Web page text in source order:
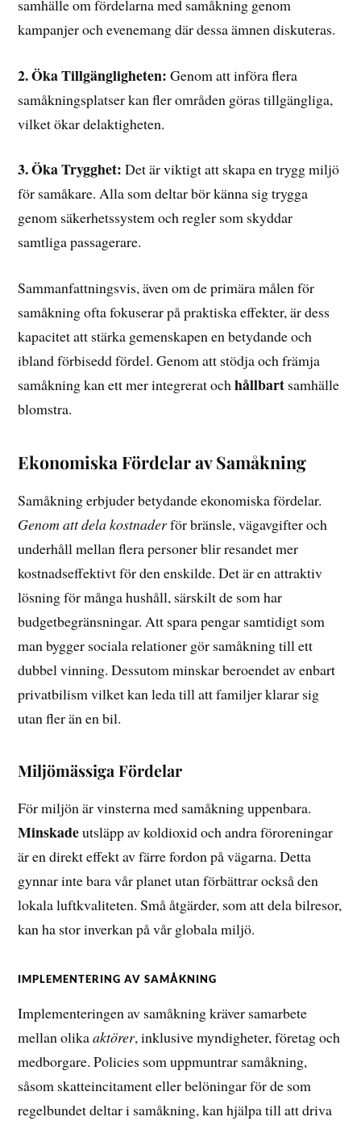
samhälle om fördelarna med samåkning genom
kampanjer och evenemang där dessa ämnen diskuteras.
2. Öka Tillgängligheten: Genom att införa flera
samåkningsplatser kan fler områden göras tillgängliga,
vilket ökar delaktigheten.
3. Öka Trygghet: Det är viktigt att skapa en trygg miljö
för samåkare. Alla som deltar bör känna sig trygga
genom säkerhetssystem och regler som skyddar
samtliga passagerare.
Sammanfattningsvis, även om de primära målen för
samåkning ofta fokuserar på praktiska effekter, är dess
kapacitet att stärka gemenskapen en betydande och
ibland förbisedd fördel. Genom att stödja och främja
samåkning kan ett mer integrerat ochhållbart samhälle
blomstra.
Ekonomiska Fördelar av Samåkning
Samåkning erbjuder betydande ekonomiska fördelar.
Genom att dela kostnaderför bränsle, vägavgifter och
underhåll mellan flera personer blir resandet mer
kostnadseffektivt för den enskilde. Det är en attraktiv
lösning för många hushåll, särskilt de som har
budgetbegränsningar. Att spara pengar samtidigt som
man bygger sociala relationer gör samåkning till ett
dubbel vinning. Dessutom minskar beroendet av enbart
privatbilism vilket kan leda till att familjer klarar sig
utan fler än en bil.
Miljömässiga Fördelar
För miljön är vinsterna med samåkning uppenbara.
Minskadeutsläpp av koldioxid och andra föroreningar
är en direkt effekt av färre fordon på vägarna. Detta
gynnar inte bara vår planet utan förbättrar också den
lokala luftkvaliteten. Små åtgärder, som att dela bilresor,
kan ha stor inverkan på vår globala miljö.
IMPLEMENTERING AV SAMÅKNING
Implementeringen av samåkning kräver samarbete
mellan olikaaktörer, inklusive myndigheter, företag och
medborgare. Policies som uppmuntrar samåkning,
såsom skatteincitament eller belöningar för de som
regelbundet deltar i samåkning, kan hjälpa till att driva